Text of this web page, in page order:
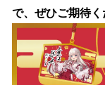
で、ぜひご期待く